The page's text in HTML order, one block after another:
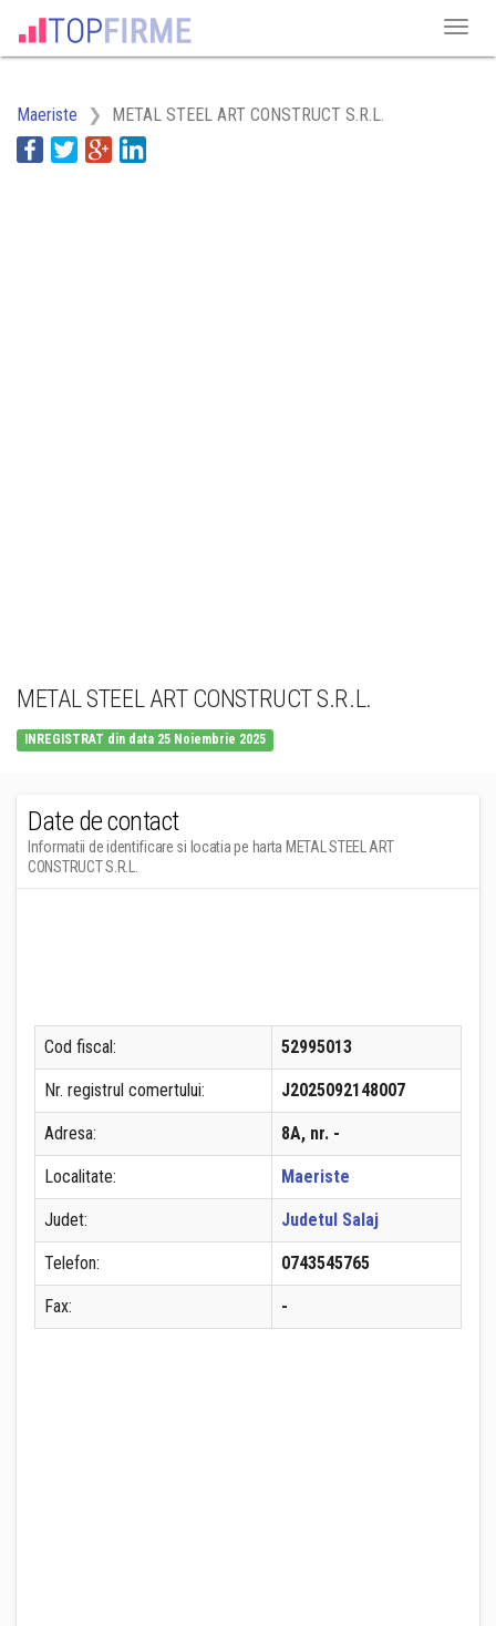
Maeriste METAL STEEL ART CONSTRUCT S.R.L.
METAL STEEL ART CONSTRUCT S.R.L.
INREGISTRAT din data 25 Noiembrie 2025
Date de contact
Informatii de identificare si locatia pe harta METAL STEEL ART
CONSTRUCT S.R.L.
Cod fiscal: 52995013
Nr. registrul comertului: J2025092148007
Adresa: 8A, nr. -
Localitate: Maeriste
Judet: Judetul Salaj
Telefon: 0743545765
Fax: -